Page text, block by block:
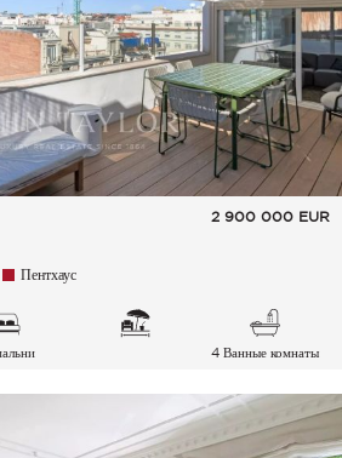
2 900 000 EUR
Пентхаус
4 Ванные комнаты